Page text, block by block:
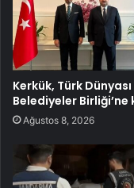
Kerkük, Türk Dünyası
Belediyeler Birliği’ne
Ağustos 8, 2026